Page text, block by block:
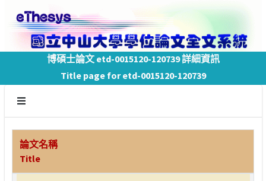
博碩士論文 etd-0015120-120739 詳細資訊
Title page for etd-0015120-120739
論文名稱
Title